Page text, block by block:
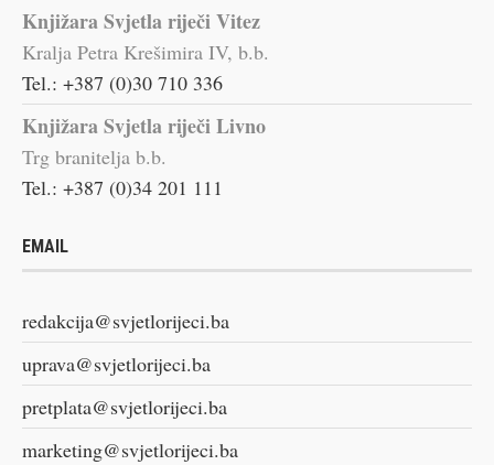
Knjižara Svjetla riječi Vitez
Kralja Petra Krešimira IV, b.b.
Tel.: +387 (0)30 710 336
Knjižara Svjetla riječi Livno
Trg branitelja b.b.
Tel.: +387 (0)34 201 111
EMAIL
redakcija@svjetlorijeci.ba
uprava@svjetlorijeci.ba
pretplata@svjetlorijeci.ba
marketing@svjetlorijeci.ba